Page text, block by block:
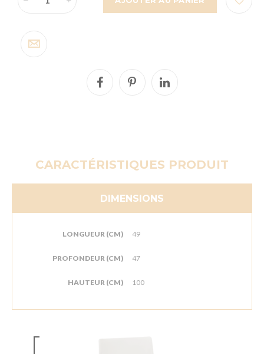
CARACTÉRISTIQUES PRODUIT
DIMENSIONS
LONGUEUR (CM) 49
PROFONDEUR (CM) 47
HAUTEUR (CM) 100